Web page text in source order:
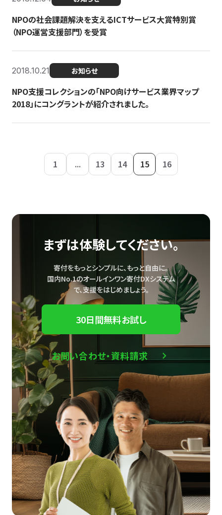
NPOの社会課題解決を支えるICTサービス大賞特別賞
（NPO運営支援部門）を受賞
2018.10.21 お知らせ
NPO支援コレクションの「NPO向けサービス業界マップ
2018」にコングラントが紹介されました。
1 ... 13 14 15 16
まずは体験してください。
寄付をもっとシンプルに、もっと自由に。
国内No.1のオールインワン寄付DXシステム
で、支援をはじめましょう。
30日間無料お試し
お問い合わせ・資料請求